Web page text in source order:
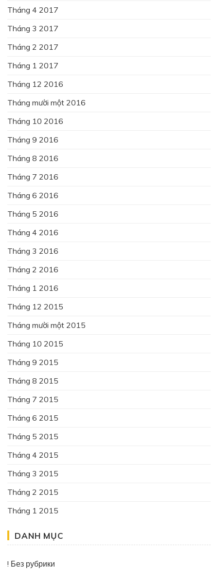
Tháng 4 2017
Tháng 3 2017
Tháng 2 2017
Tháng 1 2017
Tháng 12 2016
Tháng mười một 2016
Tháng 10 2016
Tháng 9 2016
Tháng 8 2016
Tháng 7 2016
Tháng 6 2016
Tháng 5 2016
Tháng 4 2016
Tháng 3 2016
Tháng 2 2016
Tháng 1 2016
Tháng 12 2015
Tháng mười một 2015
Tháng 10 2015
Tháng 9 2015
Tháng 8 2015
Tháng 7 2015
Tháng 6 2015
Tháng 5 2015
Tháng 4 2015
Tháng 3 2015
Tháng 2 2015
Tháng 1 2015
DANH MỤC
! Без рубрики